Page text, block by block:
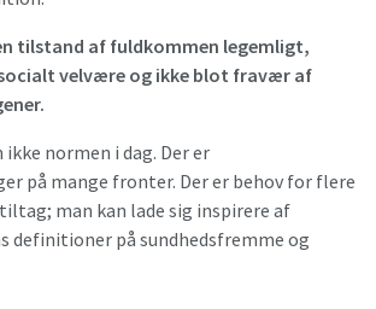
tilstand af fuldkommen legemligt,
velvære og ikke blot fravær af
normen i dag. Der er
på mange fronter. Der er behov for flere
man kan lade sig inspirere af
definitioner på sundhedsfremme og